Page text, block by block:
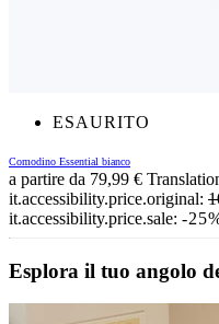
ESAURITO
Comodino Essential bianco
a partire da 79,99 €
it.accessibility.price.original:
it.accessibility.price.sale: -
Esplora il tuo angolo